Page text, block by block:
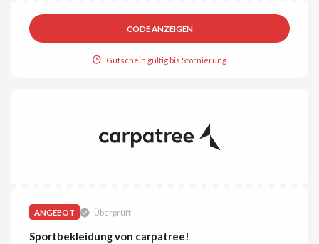
CODE ANZEIGEN
Gutschein gültig bis Stornierung
ANGEBOT Überprüft
Sportbekleidung von carpatree!